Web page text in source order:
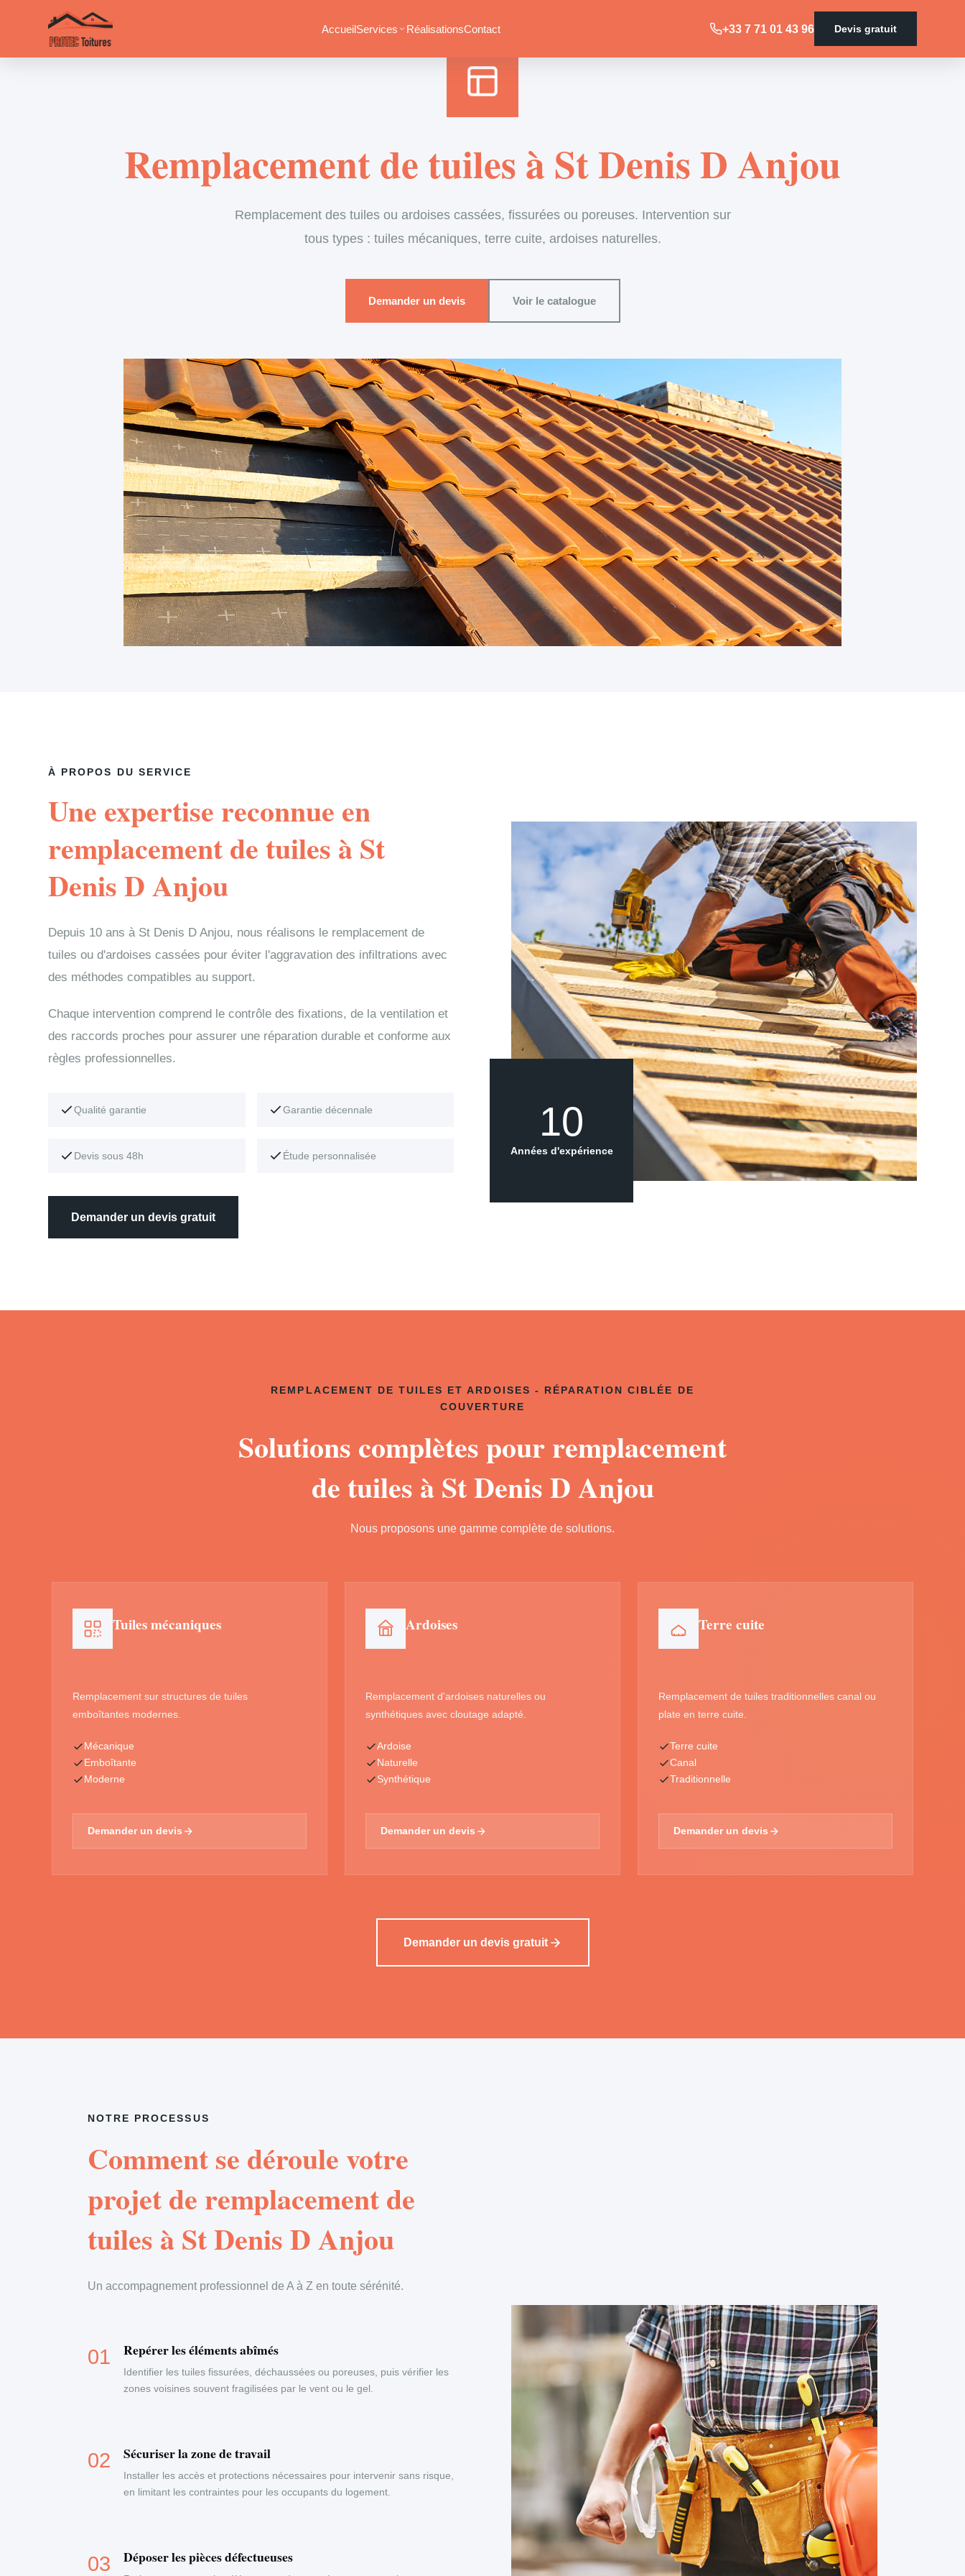
AccueilServices RéalisationsContact +33 7 71 01 43 96 Devis gratuit
Remplacement de tuiles à St Denis D Anjou
Remplacement des tuiles ou ardoises cassées, fissurées ou poreuses. Intervention sur
tous types : tuiles mécaniques, terre cuite, ardoises naturelles.
Demander un devis Voir le catalogue
À PROPOS DU SERVICE
Une expertise reconnue en
remplacement de tuiles à St
Denis D Anjou
Depuis 10 ans à St Denis D Anjou, nous réalisons le remplacement de
tuiles ou d'ardoises cassées pour éviter l'aggravation des infiltrations avec
des méthodes compatibles au support.
Chaque intervention comprend le contrôle des fixations, de la ventilation et
des raccords proches pour assurer une réparation durable et conforme aux
règles professionnelles.
Qualité garantie Garantie décennale
Devis sous 48h Étude personnalisée
Demander un devis gratuit
10
Années d'expérience
REMPLACEMENT DE TUILES ET ARDOISES - RÉPARATION CIBLÉE DE
COUVERTURE
Solutions complètes pour remplacement
de tuiles à St Denis D Anjou
Nous proposons une gamme complète de solutions.
Tuiles mécaniques
Remplacement sur structures de tuiles
emboîtantes modernes.
Mécanique
Emboîtante
Moderne
Demander un devis
Ardoises
Remplacement d'ardoises naturelles ou
synthétiques avec cloutage adapté.
Ardoise
Naturelle
Synthétique
Demander un devis
Terre cuite
Remplacement de tuiles traditionnelles canal ou
plate en terre cuite.
Terre cuite
Canal
Traditionnelle
Demander un devis
Demander un devis gratuit
NOTRE PROCESSUS
Comment se déroule votre
projet de remplacement de
tuiles à St Denis D Anjou
Un accompagnement professionnel de A à Z en toute sérénité.
Repérer les éléments abîmés
Identifier les tuiles fissurées, déchaussées ou poreuses, puis vérifier les
zones voisines souvent fragilisées par le vent ou le gel.
Sécuriser la zone de travail
Installer les accès et protections nécessaires pour intervenir sans risque,
en limitant les contraintes pour les occupants du logement.
Déposer les pièces défectueuses